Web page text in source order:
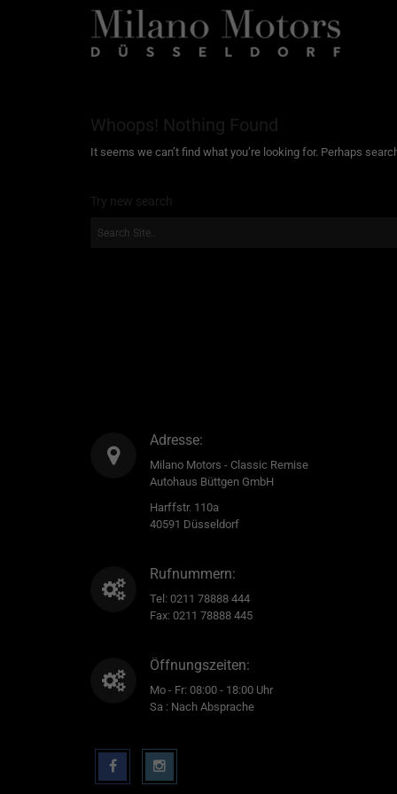
Whoops! Nothing Found
It seems we can’t find what you’re looking for. Perhaps
Try new search
Adresse:
Milano Motors - Classic Remise
Autohaus Büttgen GmbH
Harffstr. 110a
40591 Düsseldorf
Rufnummern:
Tel: 0211 78888 444
Fax: 0211 78888 445
Öffnungszeiten:
Mo - Fr: 08:00 - 18:00 Uhr
Sa : Nach Absprache